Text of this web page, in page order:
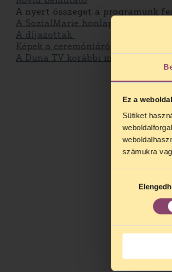
Ez a
Sütiket
számukra
kiválasztása
A nyert összeget a programunk
A SozialMarie honlapja
A díjazottak
Képek a ceremóniáról
A Duna TV korábbi műsora a díjró